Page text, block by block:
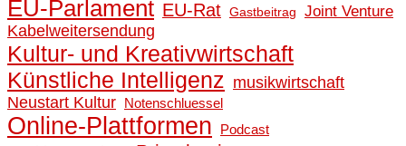
EU-Parlament EU-Rat Gastbeitrag Joint Venture
Kabelweitersendung
Kultur- und Kreativwirtschaft
Künstliche Intelligenz musikwirtschaft
Neustart Kultur Notenschluessel
Online-Plattformen Podcast